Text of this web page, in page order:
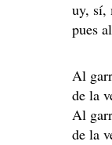
uy, sí,
pues
Al
de la
Al
de la